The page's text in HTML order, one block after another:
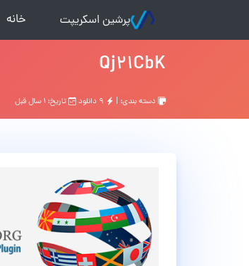
پرشین اسکریپت خانه
(current)
Qj21CbK
دسته بندی: | تاریخ: ۱ سال قبل